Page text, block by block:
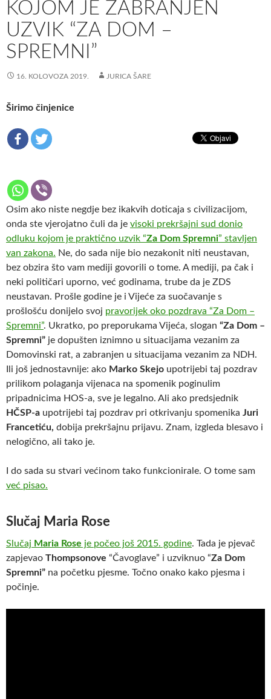
KOJOM JE ZABRANJEN
UZVIK “ZA DOM –
SPREMNI”
16. KOLOVOZA 2019. JURICA ŠARE
Širimo činjenice
Osim ako niste negdje bez ikakvih doticaja s civilizacijom,
onda ste vjerojatno čuli da je visoki prekršajni sud donio
odluku kojom je praktično uzvik “Za Dom Spremni” stavljen
van zakona. Ne, do sada nije bio nezakonit niti neustavan,
bez obzira što vam mediji govorili o tome. A mediji, pa čak i
neki političari uporno, već godinama, trube da je ZDS
neustavan. Prošle godine je i Vijeće za suočavanje s
prošlošću donijelo svoj pravorijek oko pozdrava “Za Dom –
Spremni”. Ukratko, po preporukama Vijeća, slogan “Za Dom –
Spremni” je dopušten iznimno u situacijama vezanim za
Domovinski rat, a zabranjen u situacijama vezanim za NDH.
Ili još jednostavnije: ako Marko Skejo upotrijebi taj pozdrav
prilikom polaganja vijenaca na spomenik poginulim
pripadnicima HOS-a, sve je legalno. Ali ako predsjednik
HČSP-a upotrijebi taj pozdrav pri otkrivanju spomenika Juri
Francetiću, dobija prekršajnu prijavu. Znam, izgleda blesavo i
nelogično, ali tako je.
I do sada su stvari većinom tako funkcionirale. O tome sam
već pisao.
Slučaj Maria Rose
Slučaj Maria Rose je počeo još 2015. godine. Tada je pjevač
zapjevao Thompsonove “Čavoglave” i uzviknuo “Za Dom
Spremni” na početku pjesme. Točno onako kako pjesma i
počinje.